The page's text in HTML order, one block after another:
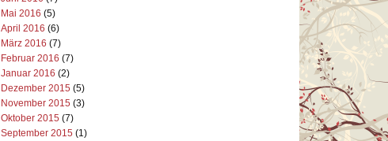
Mai 2016 (5)
April 2016 (6)
März 2016 (7)
Februar 2016 (7)
Januar 2016 (2)
Dezember 2015 (5)
November 2015 (3)
Oktober 2015 (7)
September 2015 (1)